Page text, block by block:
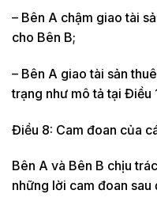
– Bên A chậm giao tài
cho Bên B;
– Bên A giao tài sản
trạng như mô tả tại Điều
Điều 8: Cam đoan của
Bên A và Bên B chịu
những lời cam đoan sau